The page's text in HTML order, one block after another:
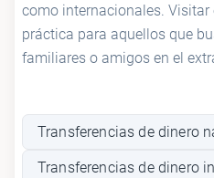
como internacionales. Visitar
práctica para aquellos que
familiares o amigos en el
Transferencias de dinero
Transferencias de dinero